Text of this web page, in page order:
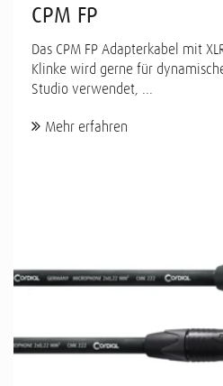
CPM FP
Das CPM FP Adapterkabel mit
Klinke wird gerne für
Studio verwendet, ...
Mehr erfahren